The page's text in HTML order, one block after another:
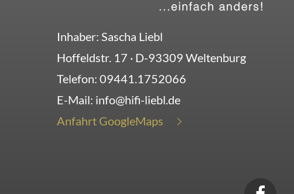
Inhaber: Sascha Liebl
Hoffeldstr. 17 · D-93309 Weltenburg
Telefon: 09441.1752066
E-Mail: info@hifi-liebl.de
Anfahrt GoogleMaps